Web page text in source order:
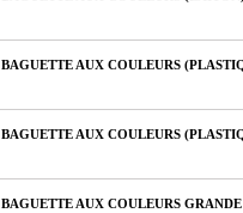
BAGUETTE AUX COULEURS
BAGUETTE AUX COULEURS
BAGUETTE AUX COULEURS